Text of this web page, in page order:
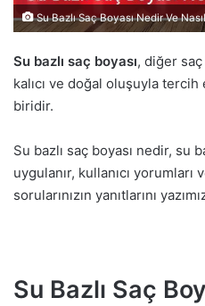
Su Bazlı Saç Boyası Nedir Ve
Su bazlı saç boyası, diğer
kalıcı ve doğal oluşuyla
biridir.
Su bazlı saç boyası nedir, su
uygulanır, kullanıcı
sorularınızın yanıtlarını
Su Bazlı Saç